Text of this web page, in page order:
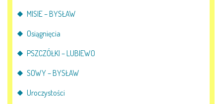
MISIE – BYSŁAW
Osiągnięcia
PSZCZÓŁKI – LUBIEWO
SOWY – BYSŁAW
Uroczystości